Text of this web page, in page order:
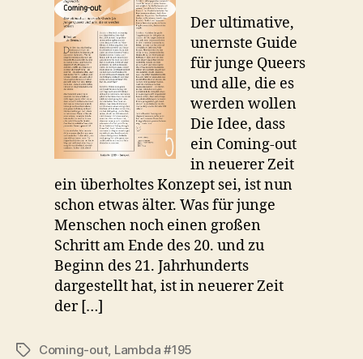
Der ultimative,
unernste Guide
für junge Queers
und alle, die es
werden wollen
Die Idee, dass
ein Coming-out
in neuerer Zeit
ein überholtes Konzept sei, ist nun
schon etwas älter. Was für junge
Menschen noch einen großen
Schritt am Ende des 20. und zu
Beginn des 21. Jahrhunderts
dargestellt hat, ist in neuerer Zeit
der […]
Schlagwörter
Coming-out, Lambda #195